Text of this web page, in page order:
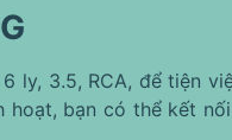
ly, 3.5, RCA, để tiện
bạn có thể kết